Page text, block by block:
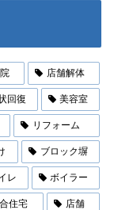
店舗解体
回復 美容室
リフォーム
ブロック塀
レ ボイラー
住宅 店舗